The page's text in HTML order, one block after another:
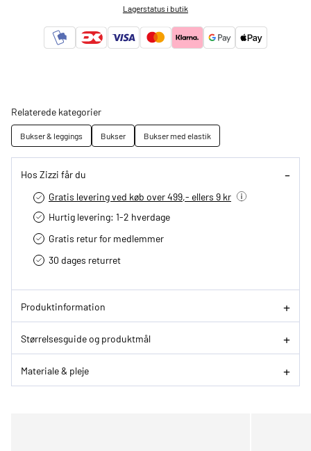
Lagerstatus i butik
Relaterede kategorier
Bukser & leggings Bukser Bukser med elastik
Hos Zizzi får du
Gratis levering ved køb over 499,- ellers 9 kr
Hurtig levering­: 1-2 hverdage
Gratis retur for medlemmer
30 dages returret
Produktinformation
Størrelsesguide og produktmål
Materiale & pleje